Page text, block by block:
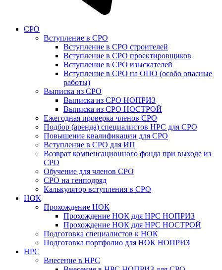
СРО
Вступление в СРО
Вступление в СРО строителей
Вступление в СРО проектировщиков
Вступление в СРО изыскателей
Вступление в СРО на ОПО (особо опасные
работы)
Выписка из СРО
Выписка из СРО НОПРИЗ
Выписка из СРО НОСТРОЙ
Ежегодная проверка членов СРО
Подбор (аренда) специалистов НРС для СРО
Повышение квалификации для СРО
Вступление в СРО для ИП
Возврат компенсационного фонда при выходе из
СРО
Обучение для членов СРО
СРО на генподряд
Калькулятор вступления в СРО
НОК
Прохождение НОК
Прохождение НОК для НРС НОПРИЗ
Прохождение НОК для НРС НОСТРОЙ
Подготовка специалистов к НОК
Подготовка портфолио для НОК НОПРИЗ
НРС
Внесение в НРС